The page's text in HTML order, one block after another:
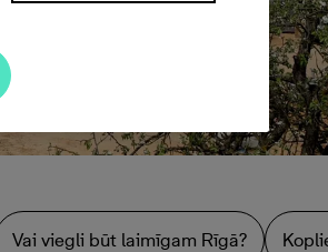
Vai viegli būt laimīgam Rīgā?